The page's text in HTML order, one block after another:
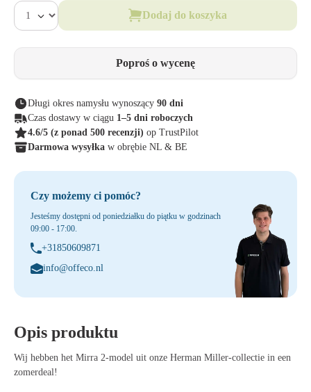
Dodaj do koszyka
Poproś o wycenę
Długi okres namysłu wynoszący 90 dni
Czas dostawy w ciągu 1–5 dni roboczych
4.6/5 (z ponad 500 recenzji) op TrustPilot
Darmowa wysyłka w obrębie NL & BE
Czy możemy ci pomóc?
Jesteśmy dostępni od poniedziałku do piątku w godzinach
09:00 - 17:00.
+31850609871
info@offeco.nl
Opis produktu
Wij hebben het Mirra 2-model uit onze Herman Miller-collectie in een
zomerdeal!